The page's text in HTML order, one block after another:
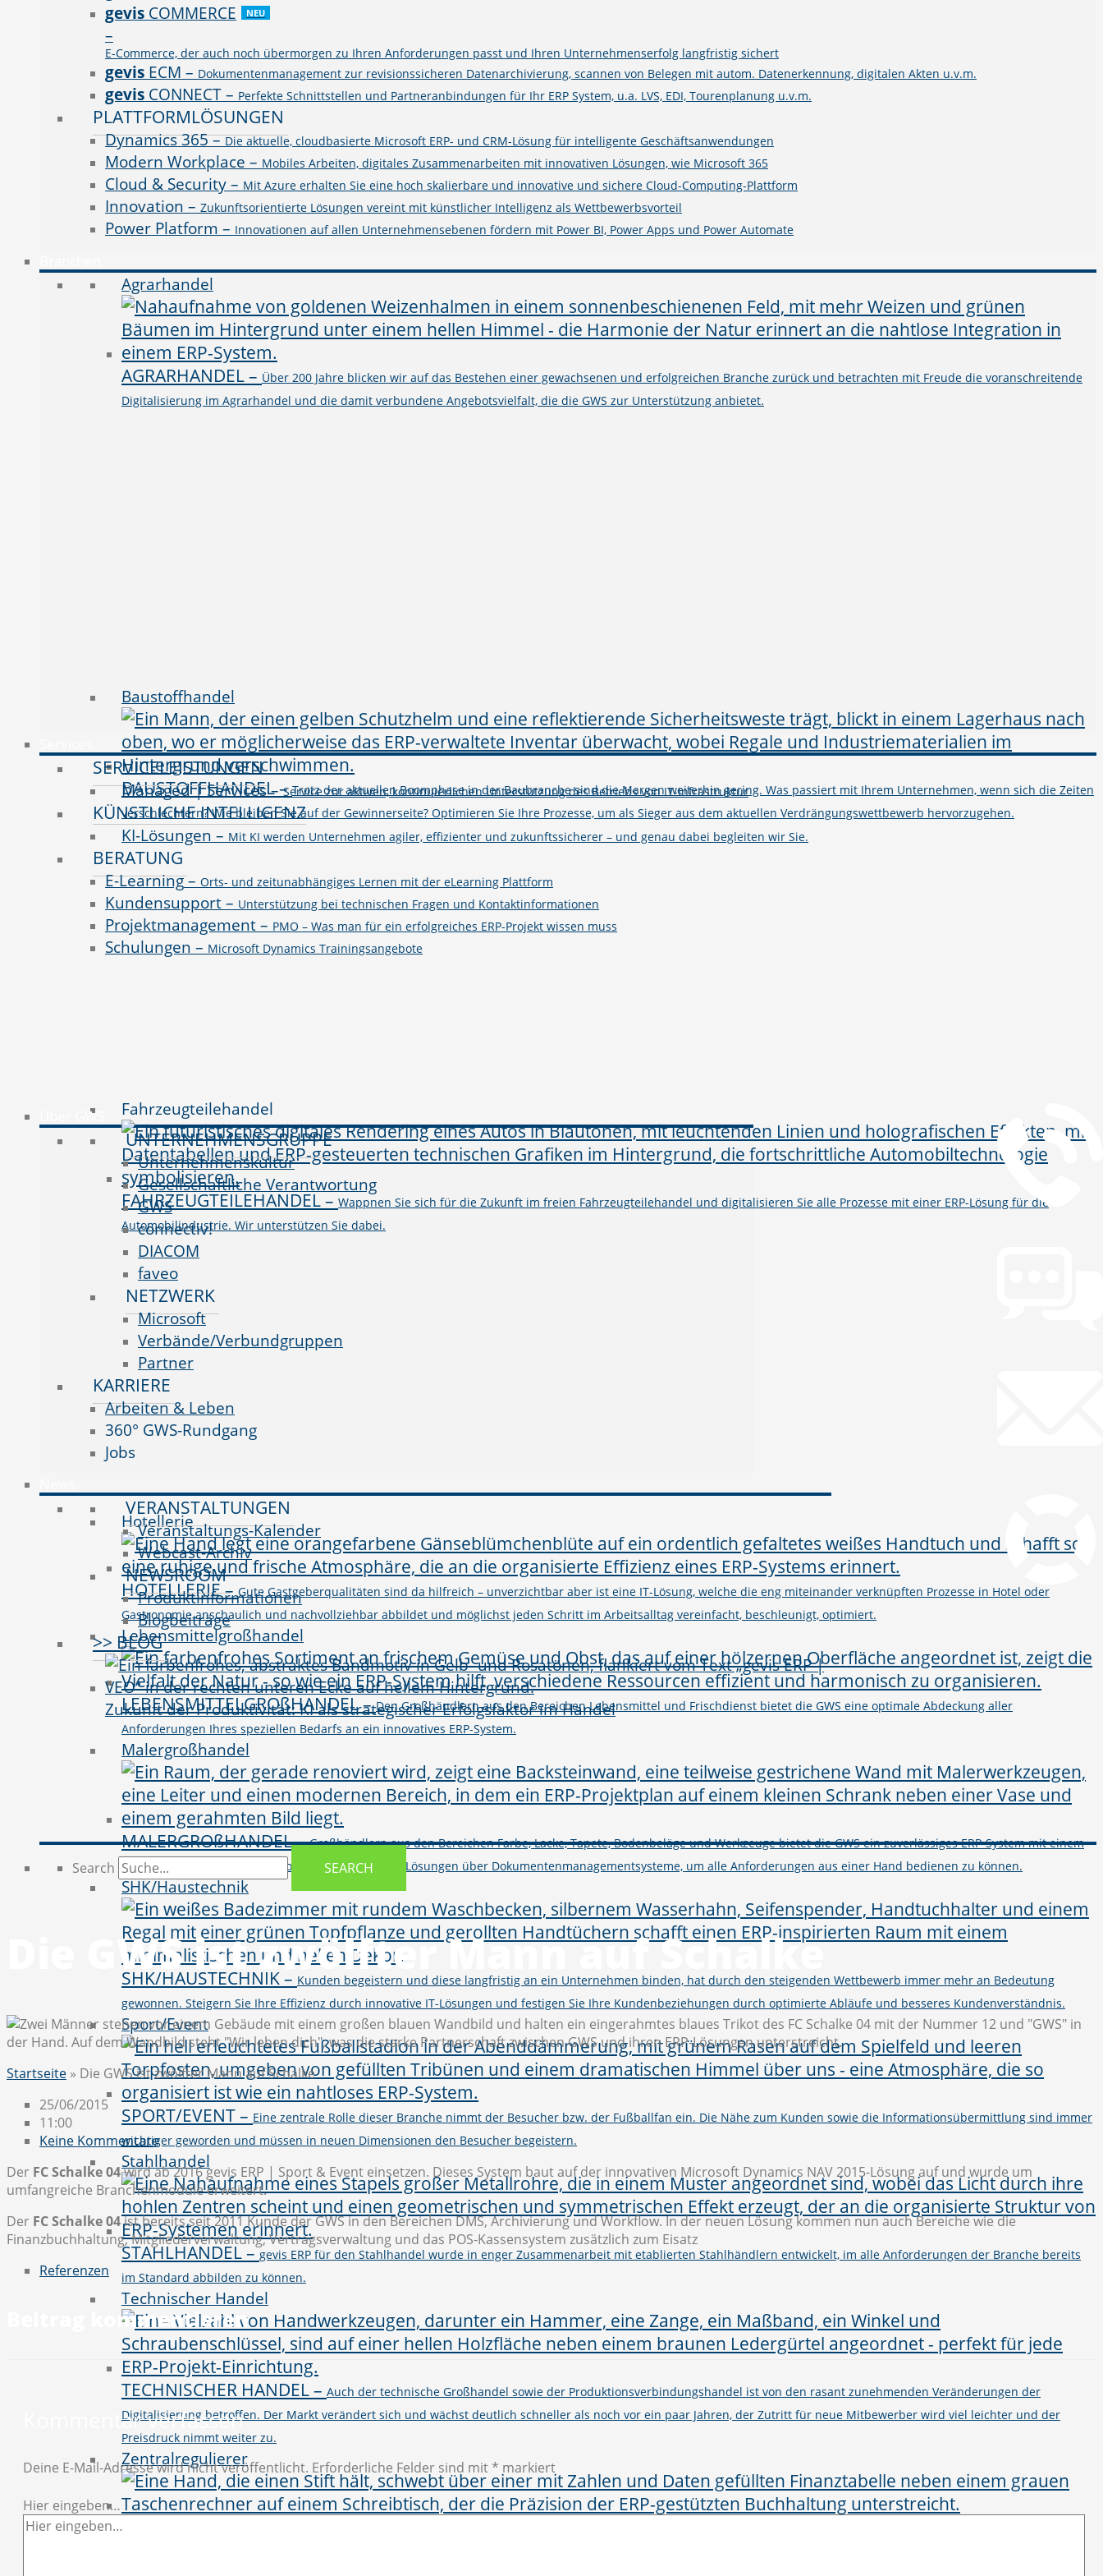
gevis COMMERCE
–
E-Commerce, der auch noch übermorgen zu Ihren Anforderungen passt und Ihren Unternehmenserfolg langfristig sichert
NEU
gevis ECM – Dokumentenmanagement zur revisionssicheren Datenarchivierung, scannen von Belegen mit autom. Datenerkennung, digitalen Akten u.v.m.
gevis CONNECT– Perfekte Schnittstellen und Partneranbindungen für Ihr ERP System, u.a. LVS, EDI, Tourenplanung u.v.m.
PLATTFORMLÖSUNGEN
Dynamics 365–Die aktuelle, cloudbasierte Microsoft ERP- und CRM-Lösung für intelligente Geschäftsanwendungen
Modern Workplace – Mobiles Arbeiten, digitales Zusammenarbeiten mit innovativen Lösungen, wie Microsoft 365
Cloud & Security– Mit Azure erhalten Sie eine hoch skalierbare und innovative und sichere Cloud-Computing-Plattform
Innovation – Zukunftsorientierte Lösungen vereint mit künstlicher Intelligenz als Wettbewerbsvorteil
Power Platform – Innovationen auf allen Unternehmensebenen fördern mit Power BI, Power Apps und Power Automate
Agrarhandel
AGRARHANDEL– Über 200 Jahre blicken wir auf das Bestehen einer gewachsenen und erfolgreichen Branche zurück und betrachten mit Freude die voranschreitende
Digitalisierung im Agrarhandel und die damit verbundene Angebotsvielfalt, die die GWS zur Unterstützung anbietet.
Baustoffhandel
BAUSTOFFHANDEL–Trotz der aktuellen Boomphase in der Baubranche sind die Margen weiterhin gering. Was passiert mit Ihrem Unternehmen, wenn sich die Zeiten
verschlechtern? Wie bleiben Sie auf der Gewinnerseite? Optimieren Sie Ihre Prozesse, um als Sieger aus dem aktuellen Verdrängungswettbewerb hervorzugehen.
Fahrzeugteilehandel
FAHRZEUGTEILEHANDEL– Wappnen Sie sich für die Zukunft im freien Fahrzeugteilehandel und digitalisieren Sie alle Prozesse mit einer ERP-Lösung für die
Automobilindustrie. Wir unterstützen Sie dabei.
Hotellerie
HOTELLERIE–Gute Gastgeberqualitäten sind da hilfreich – unverzichtbar aber ist eine IT-Lösung, welche die eng miteinander verknüpften Prozesse in Hotel oder
Gastronomie anschaulich und nachvollziehbar abbildet und möglichst jeden Schritt im Arbeitsalltag vereinfacht, beschleunigt, optimiert.
Lebensmittelgroßhandel
LEBENSMITTELGROßHANDEL–Den Großhändlern aus den Bereichen Lebensmittel und Frischdienst bietet die GWS eine optimale Abdeckung aller
Anforderungen Ihres speziellen Bedarfs an ein innovatives ERP-System.
Malergroßhandel
MALERGROßHANDEL–Großhändlern aus den Bereichen Farbe, Lacke, Tapete, Bodenbeläge und Werkzeuge bietet die GWS ein zuverlässiges ERP-System mit einem
vielseitigen Produktportfolio von BI, CRM und Shop-Lösungen über Dokumentenmanagementsysteme, um alle Anforderungen aus einer Hand bedienen zu können.
SHK/Haustechnik
SHK/HAUSTECHNIK– Kunden begeistern und diese langfristig an ein Unternehmen binden, hat durch den steigenden Wettbewerb immer mehr an Bedeutung
gewonnen. Steigern Sie Ihre Effizienz durch innovative IT-Lösungen und festigen Sie Ihre Kundenbeziehungen durch optimierte Abläufe und besseres Kundenverständnis.
Sport/Event
SPORT/EVENT– Eine zentrale Rolle dieser Branche nimmt der Besucher bzw. der Fußballfan ein. Die Nähe zum Kunden sowie die Informationsübermittlung sind immer
wichtiger geworden und müssen in neuen Dimensionen den Besucher begeistern.
Stahlhandel
STAHLHANDEL–gevis ERP für den Stahlhandel wurde in enger Zusammenarbeit mit etablierten Stahlhändlern entwickelt, im alle Anforderungen der Branche bereits
im Standard abbilden zu können.
Technischer Handel
TECHNISCHER HANDEL– Auch der technische Großhandel sowie der Produktionsverbindungshandel ist von den rasant zunehmenden Veränderungen der
Digitalisierung betroffen. Der Markt verändert sich und wächst deutlich schneller als noch vor ein paar Jahren, der Zutritt für neue Mitbewerber wird viel leichter und der
Preisdruck nimmt weiter zu.
Zentralregulierer
ZENTRALREGULIERER
SERVICELEISTUNGEN
Managed | Services–Service zur aktiven, kontinuierlichen Unterstützung des Betriebs von IT-Infrastruktur
KÜNSTLICHE INTELLIGENZ
KI-Lösungen – Mit KI werden Unternehmen agiler, effizienter und zukunftssicherer – und genau dabei begleiten wir Sie.
BERATUNG
E-Learning– Orts- und zeitunabhängiges Lernen mit der eLearning Plattform
Kundensupport– Unterstützung bei technischen Fragen und Kontaktinformationen
Projektmanagement– PMO – Was man für ein erfolgreiches ERP-Projekt wissen muss
Schulungen – Microsoft Dynamics Trainingsangebote
Über GWS
UNTERNEHMENSGRUPPE
Unternehmenskultur
Gesellschaftliche Verantwortung
GWS
connectiv!
DIACOM
faveo
NETZWERK
Microsoft
Verbände/Verbundgruppen
Partner
KARRIERE
Arbeiten & Leben
360° GWS-Rundgang
Jobs
VERANSTALTUNGEN
Veranstaltungs-Kalender
Webcast-Archiv
NEWSROOM
Produktinformationen
Blogbeiträge
>> BLOG
Zukunft der Produktivität: KI als strategischer Erfolgsfaktor im Handel
Search SEARCH
Die GWS ist zwölfter Mann auf Schalke
Startseite » Die GWS ist zwölfter Mann auf Schalke
25/06/2015
11:00
Keine Kommentare
Der FC Schalke 04wird ab 2016 gevis ERP | Sport & Event einsetzen. Dieses System baut auf der innovativen Microsoft Dynamics NAV 2015-Lösung auf und wurde um
umfangreiche Branchenmodule erweitert.
Der FC Schalke 04ist bereits seit 2011 Kunde der GWS in den Bereichen DMS, Archivierung und Workflow. In der neuen Lösung kommen nun auch Bereiche wie die
Finanzbuchhaltung, Mitgliederverwaltung, Vertragsverwaltung und das POS-Kassensystem zusätzlich zum Eisatz
Referenzen
Beitrag kommentieren
Kommentar verfassen
Deine E-Mail-Adresse wird nicht veröffentlicht. Erforderliche Felder sind mit * markiert
Hier eingeben…